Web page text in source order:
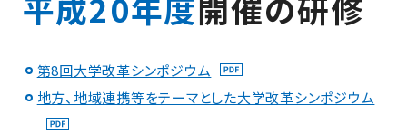
第8回大学改革シンポジウム
地方、地域連携等をテーマとした大学改革シンポジウム